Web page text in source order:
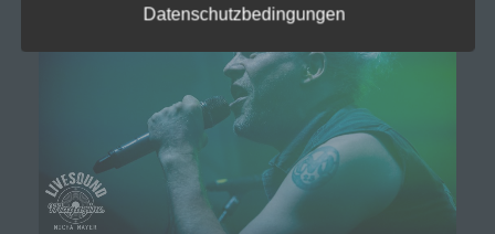
mehr einer spezifischen betroffenen Person
zugeordnet werden können, sofern diese
zusätzlichen Informationen gesondert aufbewahrt
werden und technischen und organisatorischen
Maßnahmen unterliegen, die gewährleisten, dass
die personenbezogenen Daten nicht einer
identifizierten oder identifizierbaren natürlichen
Person zugewiesen werden.
g) Verantwortlicher oder für die
Verarbeitung Verantwortlicher
Datenschutzbedingungen